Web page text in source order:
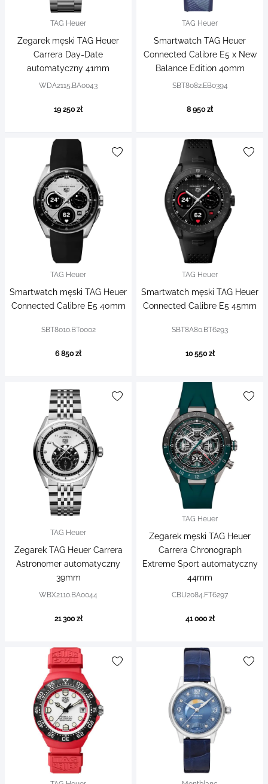
TAG Heuer
Zegarek męski TAG Heuer
Carrera Day-Date
automatyczny 41mm
WDA2115.BA0043
19 250 zł
TAG Heuer
Smartwatch TAG Heuer
Connected Calibre E5 x New
Balance Edition 40mm
SBT8082.EB0394
8 950 zł
TAG Heuer
Smartwatch męski TAG Heuer
Connected Calibre E5 40mm
SBT8010.BT0002
6 850 zł
TAG Heuer
Smartwatch męski TAG Heuer
Connected Calibre E5 45mm
SBT8A80.BT6293
10 550 zł
TAG Heuer
Zegarek TAG Heuer Carrera
Astronomer automatyczny
39mm
WBX2110.BA0044
21 300 zł
TAG Heuer
Zegarek męski TAG Heuer
Carrera Chronograph
Extreme Sport automatyczny
44mm
CBU2084.FT6297
41 000 zł